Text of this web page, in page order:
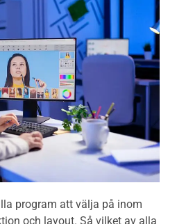
program att välja på inom
och layout. Så vilket av alla